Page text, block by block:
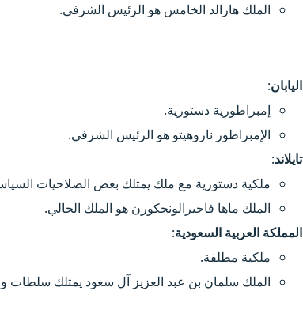
الملك هارالد الخامس هو الرئيس الشرفي.
اليابان:
إمبراطورية دستورية.
الإمبراطور ناروهيتو هو الرئيس الشرفي.
تايلاند:
ملكية دستورية مع ملك يمتلك بعض الصلاحيات
الملك ماها فاجيرالونجكورن هو الملك الحالي.
المملكة العربية السعودية:
ملكية مطلقة.
الملك سلمان بن عبد العزيز آل سعود يمتلك سلطات